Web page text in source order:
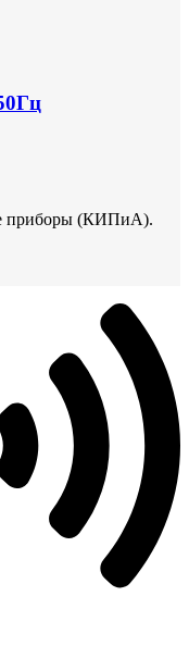
приборы (КИПиА).